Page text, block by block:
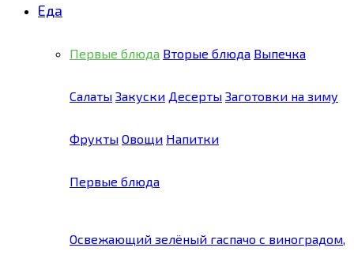
Еда
Первые блюда Вторые блюда Выпечка
Салаты Закуски Десерты Заготовки на зиму
Фрукты Овощи Напитки
Первые блюда
Освежающий зелёный гаспачо с виноградом,